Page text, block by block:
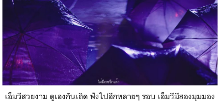
เอ็มวีสวยงาม ดูเองกันเถิด ฟังไปอีกหลายๆ รอบ เอ็มวีมีสองมุมมอง